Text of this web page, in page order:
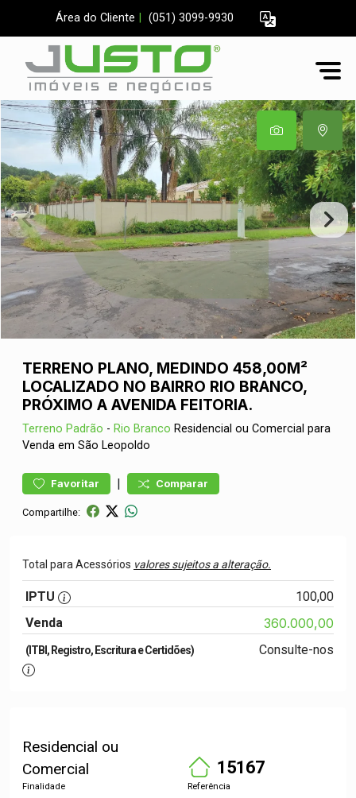
Área do Cliente (051) 3099-9930
TERRENO PLANO, MEDINDO 458,00M²
LOCALIZADO NO BAIRRO RIO BRANCO,
PRÓXIMO A AVENIDA FEITORIA.
Terreno Padrão - Rio Branco Residencial ou Comercial para
Venda em São Leopoldo
Favoritar | Comparar
Compartilhe:
Total para Acessórios valores sujeitos a alteração.
IPTU
100,00
Venda
360.000,00
(ITBI, Registro, Escritura e Certidões) Consulte-nos
Residencial ou
Comercial
Finalidade
15167
Referência